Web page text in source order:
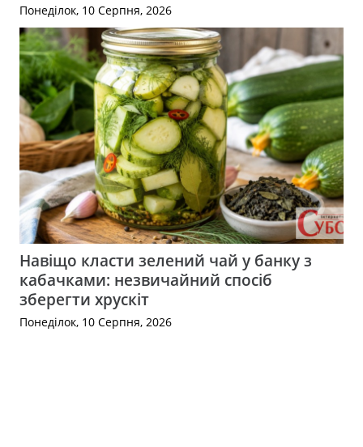
Понеділок, 10 Серпня, 2026
Навіщо класти зелений чай у банку з
кабачками: незвичайний спосіб
зберегти хрускіт
Понеділок, 10 Серпня, 2026